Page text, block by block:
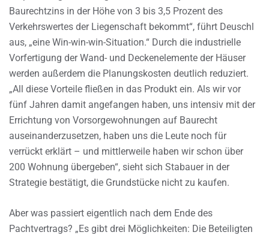
Baurechtzins in der Höhe von 3 bis 3,5 Prozent des
Verkehrswertes der Liegenschaft bekommt“, führt Deuschl
aus, „eine Win-win-win-Situation.“ Durch die industrielle
Vorfertigung der Wand- und Deckenelemente der Häuser
werden außerdem die Planungskosten deutlich reduziert.
„All diese Vorteile fließen in das Produkt ein. Als wir vor
fünf Jahren damit angefangen haben, uns intensiv mit der
Errichtung von Vorsorgewohnungen auf Baurecht
auseinanderzusetzen, haben uns die Leute noch für
verrückt erklärt – und mittlerweile haben wir schon über
200 Wohnung übergeben“, sieht sich Stabauer in der
Strategie bestätigt, die Grundstücke nicht zu kaufen.
Aber was passiert eigentlich nach dem Ende des
Pachtvertrags? „Es gibt drei Möglichkeiten: Die Beteiligten